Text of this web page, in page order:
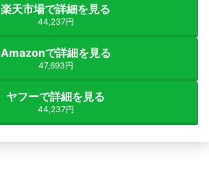
楽天市場で詳細を見る
44,237円
Amazonで詳細を見る
47,693円
ヤフーで詳細を見る
44,237円